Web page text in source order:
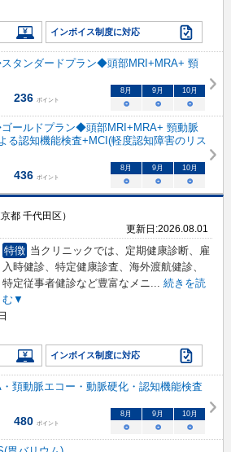
インボイス制度に対応
タンダードプラン◆頭部MRI+MRA+ 頸
236 ポイント
8月 9月 10月
○ ○ ○
ールドプラン◆頭部MRI+MRA+ 頸動脈
る認知機能検査+MCI(軽度認知障害のリス
436 ポイント
8月 9月 10月
○ ○ ○
京都 千代田区）
更新日:2026.08.01
特徴 当クリニックでは、定期健康診断、雇
入時健診、特定健康診査、海外渡航健診、
特定従事者健診など豊富なメニ... 続きを読
む▼
インボイス制度に対応
頚動脈エコー・動脈硬化・認知機能検査
480 ポイント
8月 9月 10月
○ ○ ○